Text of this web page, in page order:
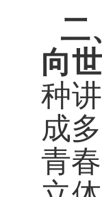
二
向
种
成
青